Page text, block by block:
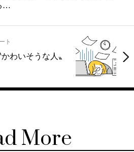
…
ト
わいそうな人〟
More